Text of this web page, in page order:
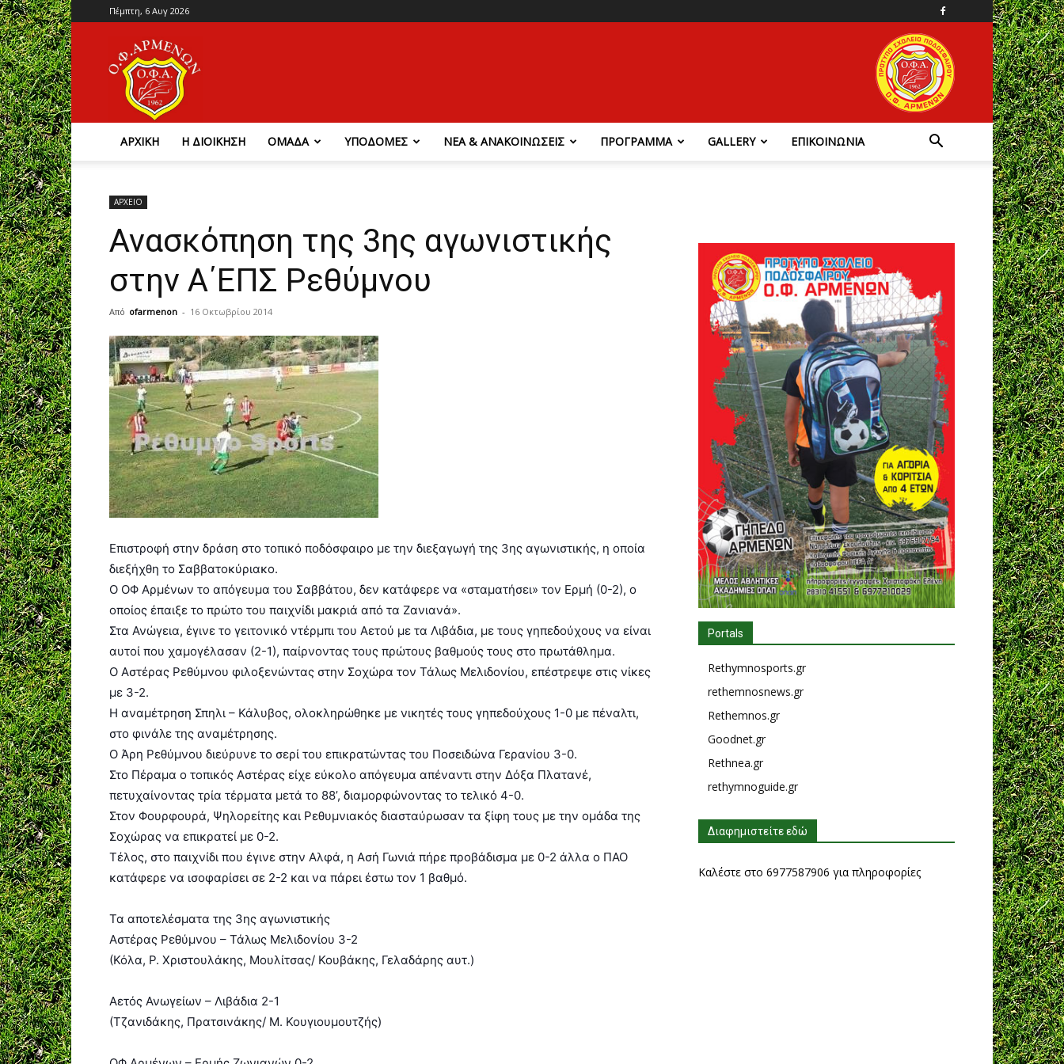
Πέμπτη, 6 Αυγ 2026
ΑΡΧΙΚΗ Η ΔΙΟΙΚΗΣΗ ΟΜΑΔΑ ΥΠΟΔΟΜΕΣ ΝΕΑ & ΑΝΑΚΟΙΝΩΣΕΙΣ ΠΡΟΓΡΑΜΜΑ GALLERY ΕΠΙΚΟΙΝΩΝΙΑ
ΑΡΧΕΙΟ
Ανασκόπηση της 3ης αγωνιστικής
στην Α΄ΕΠΣ Ρεθύμνου
Από ofarmenon - 16 Οκτωβρίου 2014
Επιστροφή στην δράση στο τοπικό ποδόσφαιρο με την διεξαγωγή της 3ης αγωνιστικής, η οποία
διεξήχθη το Σαββατοκύριακο.
Ο ΟΦ Αρμένων το απόγευμα του Σαββάτου, δεν κατάφερε να «σταματήσει» τον Ερμή (0-2), ο
οποίος έπαιξε το πρώτο του παιχνίδι μακριά από τα Ζανιανά».
Στα Ανώγεια, έγινε το γειτονικό ντέρμπι του Αετού με τα Λιβάδια, με τους γηπεδούχους να είναι
αυτοί που χαμογέλασαν (2-1), παίρνοντας τους πρώτους βαθμούς τους στο πρωτάθλημα.
Ο Αστέρας Ρεθύμνου φιλοξενώντας στην Σοχώρα τον Τάλως Μελιδονίου, επέστρεψε στις νίκες
με 3-2.
Η αναμέτρηση Σπηλι – Κάλυβος, ολοκληρώθηκε με νικητές τους γηπεδούχους 1-0 με πέναλτι,
στο φινάλε της αναμέτρησης.
Ο Άρη Ρεθύμνου διεύρυνε το σερί του επικρατώντας του Ποσειδώνα Γερανίου 3-0.
Στο Πέραμα ο τοπικός Αστέρας είχε εύκολο απόγευμα απέναντι στην Δόξα Πλατανέ,
πετυχαίνοντας τρία τέρματα μετά το 88’, διαμορφώνοντας το τελικό 4-0.
Στον Φουρφουρά, Ψηλορείτης και Ρεθυμνιακός διασταύρωσαν τα ξίφη τους με την ομάδα της
Σοχώρας να επικρατεί με 0-2.
Τέλος, στο παιχνίδι που έγινε στην Αλφά, η Ασή Γωνιά πήρε προβάδισμα με 0-2 άλλα ο ΠΑΟ
κατάφερε να ισοφαρίσει σε 2-2 και να πάρει έστω τον 1 βαθμό.
Τα αποτελέσματα της 3ης αγωνιστικής
Αστέρας Ρεθύμνου – Τάλως Μελιδονίου 3-2
(Κόλα, Ρ. Χριστουλάκης, Μουλίτσας/ Κουβάκης, Γελαδάρης αυτ.)
Αετός Ανωγείων – Λιβάδια 2-1
(Τζανιδάκης, Πρατσινάκης/ Μ. Κουγιουμουτζής)
Portals
Rethymnosports.gr
rethemnosnews.gr
Rethemnos.gr
Goodnet.gr
Rethnea.gr
rethymnoguide.gr
Διαφημιστείτε εδώ
Καλέστε στο 6977587906 για πληροφορίες